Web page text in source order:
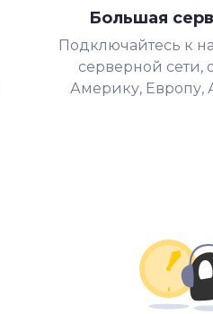
Большая
Подключайтесь к
серверной сети,
Америку, Европу,